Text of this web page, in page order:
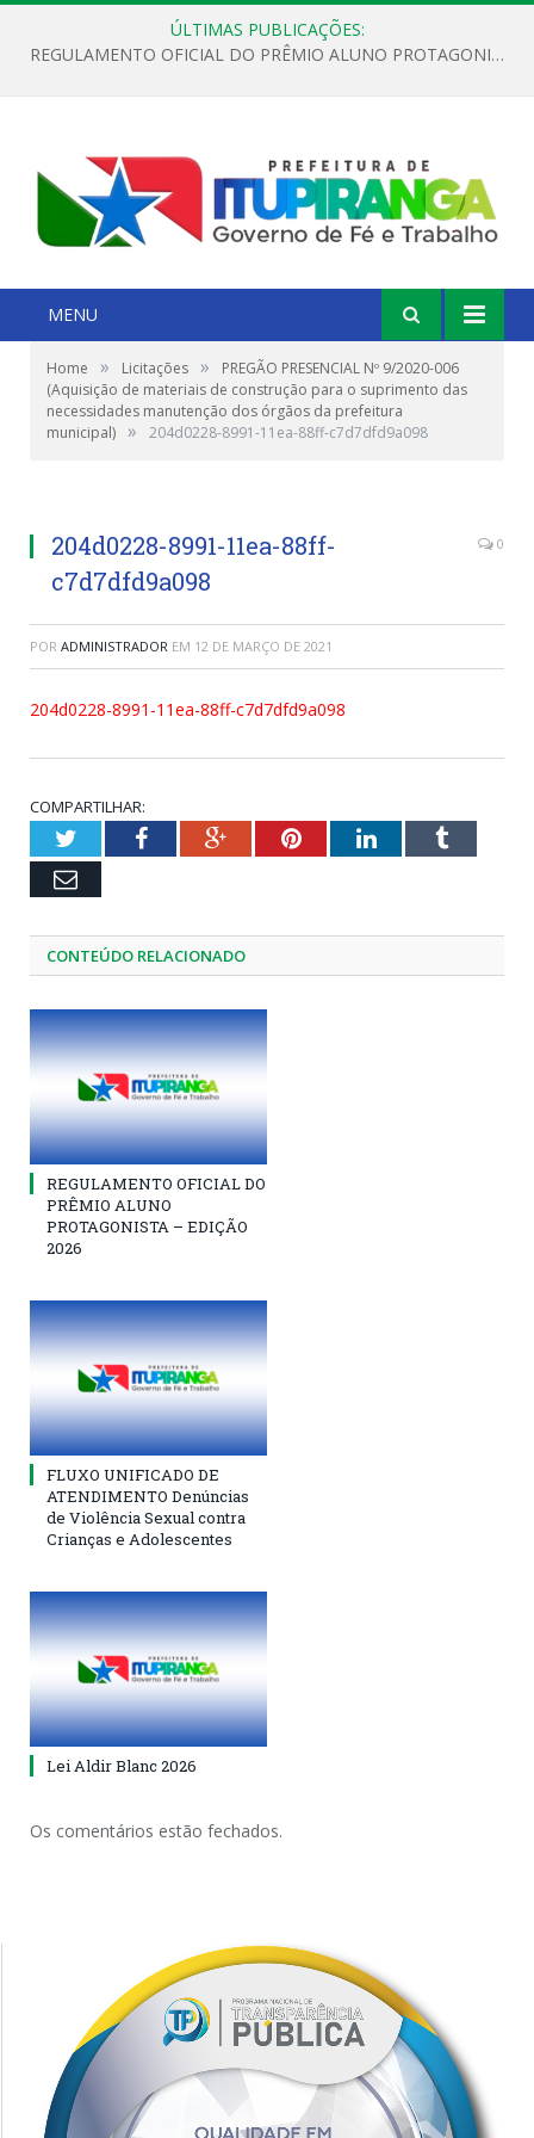
ÚLTIMAS PUBLICAÇÕES:
REGULAMENTO OFICIAL DO PRÊMIO ALUNO PROTAGONISTA – EDIÇÃO 2026
MENU
Home » Licitações »
PREGÃO PRESENCIAL Nº 9/2020-006
(Aquisição de materiais de construção para o suprimento das
necessidades manutenção dos órgãos da prefeitura
municipal) » 204d0228-8991-11ea-88ff-c7d7dfd9a098
204d0228-8991-11ea-88ff-
c7d7dfd9a098
0
POR ADMINISTRADOR EM 12 DE MARÇO DE 2021
204d0228-8991-11ea-88ff-c7d7dfd9a098
COMPARTILHAR:
TwitterFacebookGoogle+PinterestLinkedInTumblr
Email
CONTEÚDO RELACIONADO
REGULAMENTO OFICIAL DO
PRÊMIO ALUNO
PROTAGONISTA – EDIÇÃO
2026
FLUXO UNIFICADO DE
ATENDIMENTO Denúncias
de Violência Sexual contra
Crianças e Adolescentes
Lei Aldir Blanc 2026
Os comentários estão fechados.